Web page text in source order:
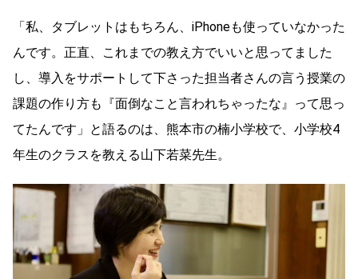
「私、タブレットはもちろん、iPhoneも使っていなかった
んです。正直、これまでの教え方でいいと思ってました
し、導入をサポートして下さった担当者さんの言う授業の
課題の作り方も『面倒なこと言われちゃったな』って思っ
てたんです」と語るのは、熊本市の楠小学校で、小学校4
年生のクラスを教える山下若菜先生。